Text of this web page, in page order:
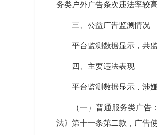
务类户外广告条次违法率较高
三、公益广告监测情况
平台监测数据显示，共
四、主要违法表现
平台监测数据显示，涉
（一）普通服务类广
法》第十一条第二款，广告